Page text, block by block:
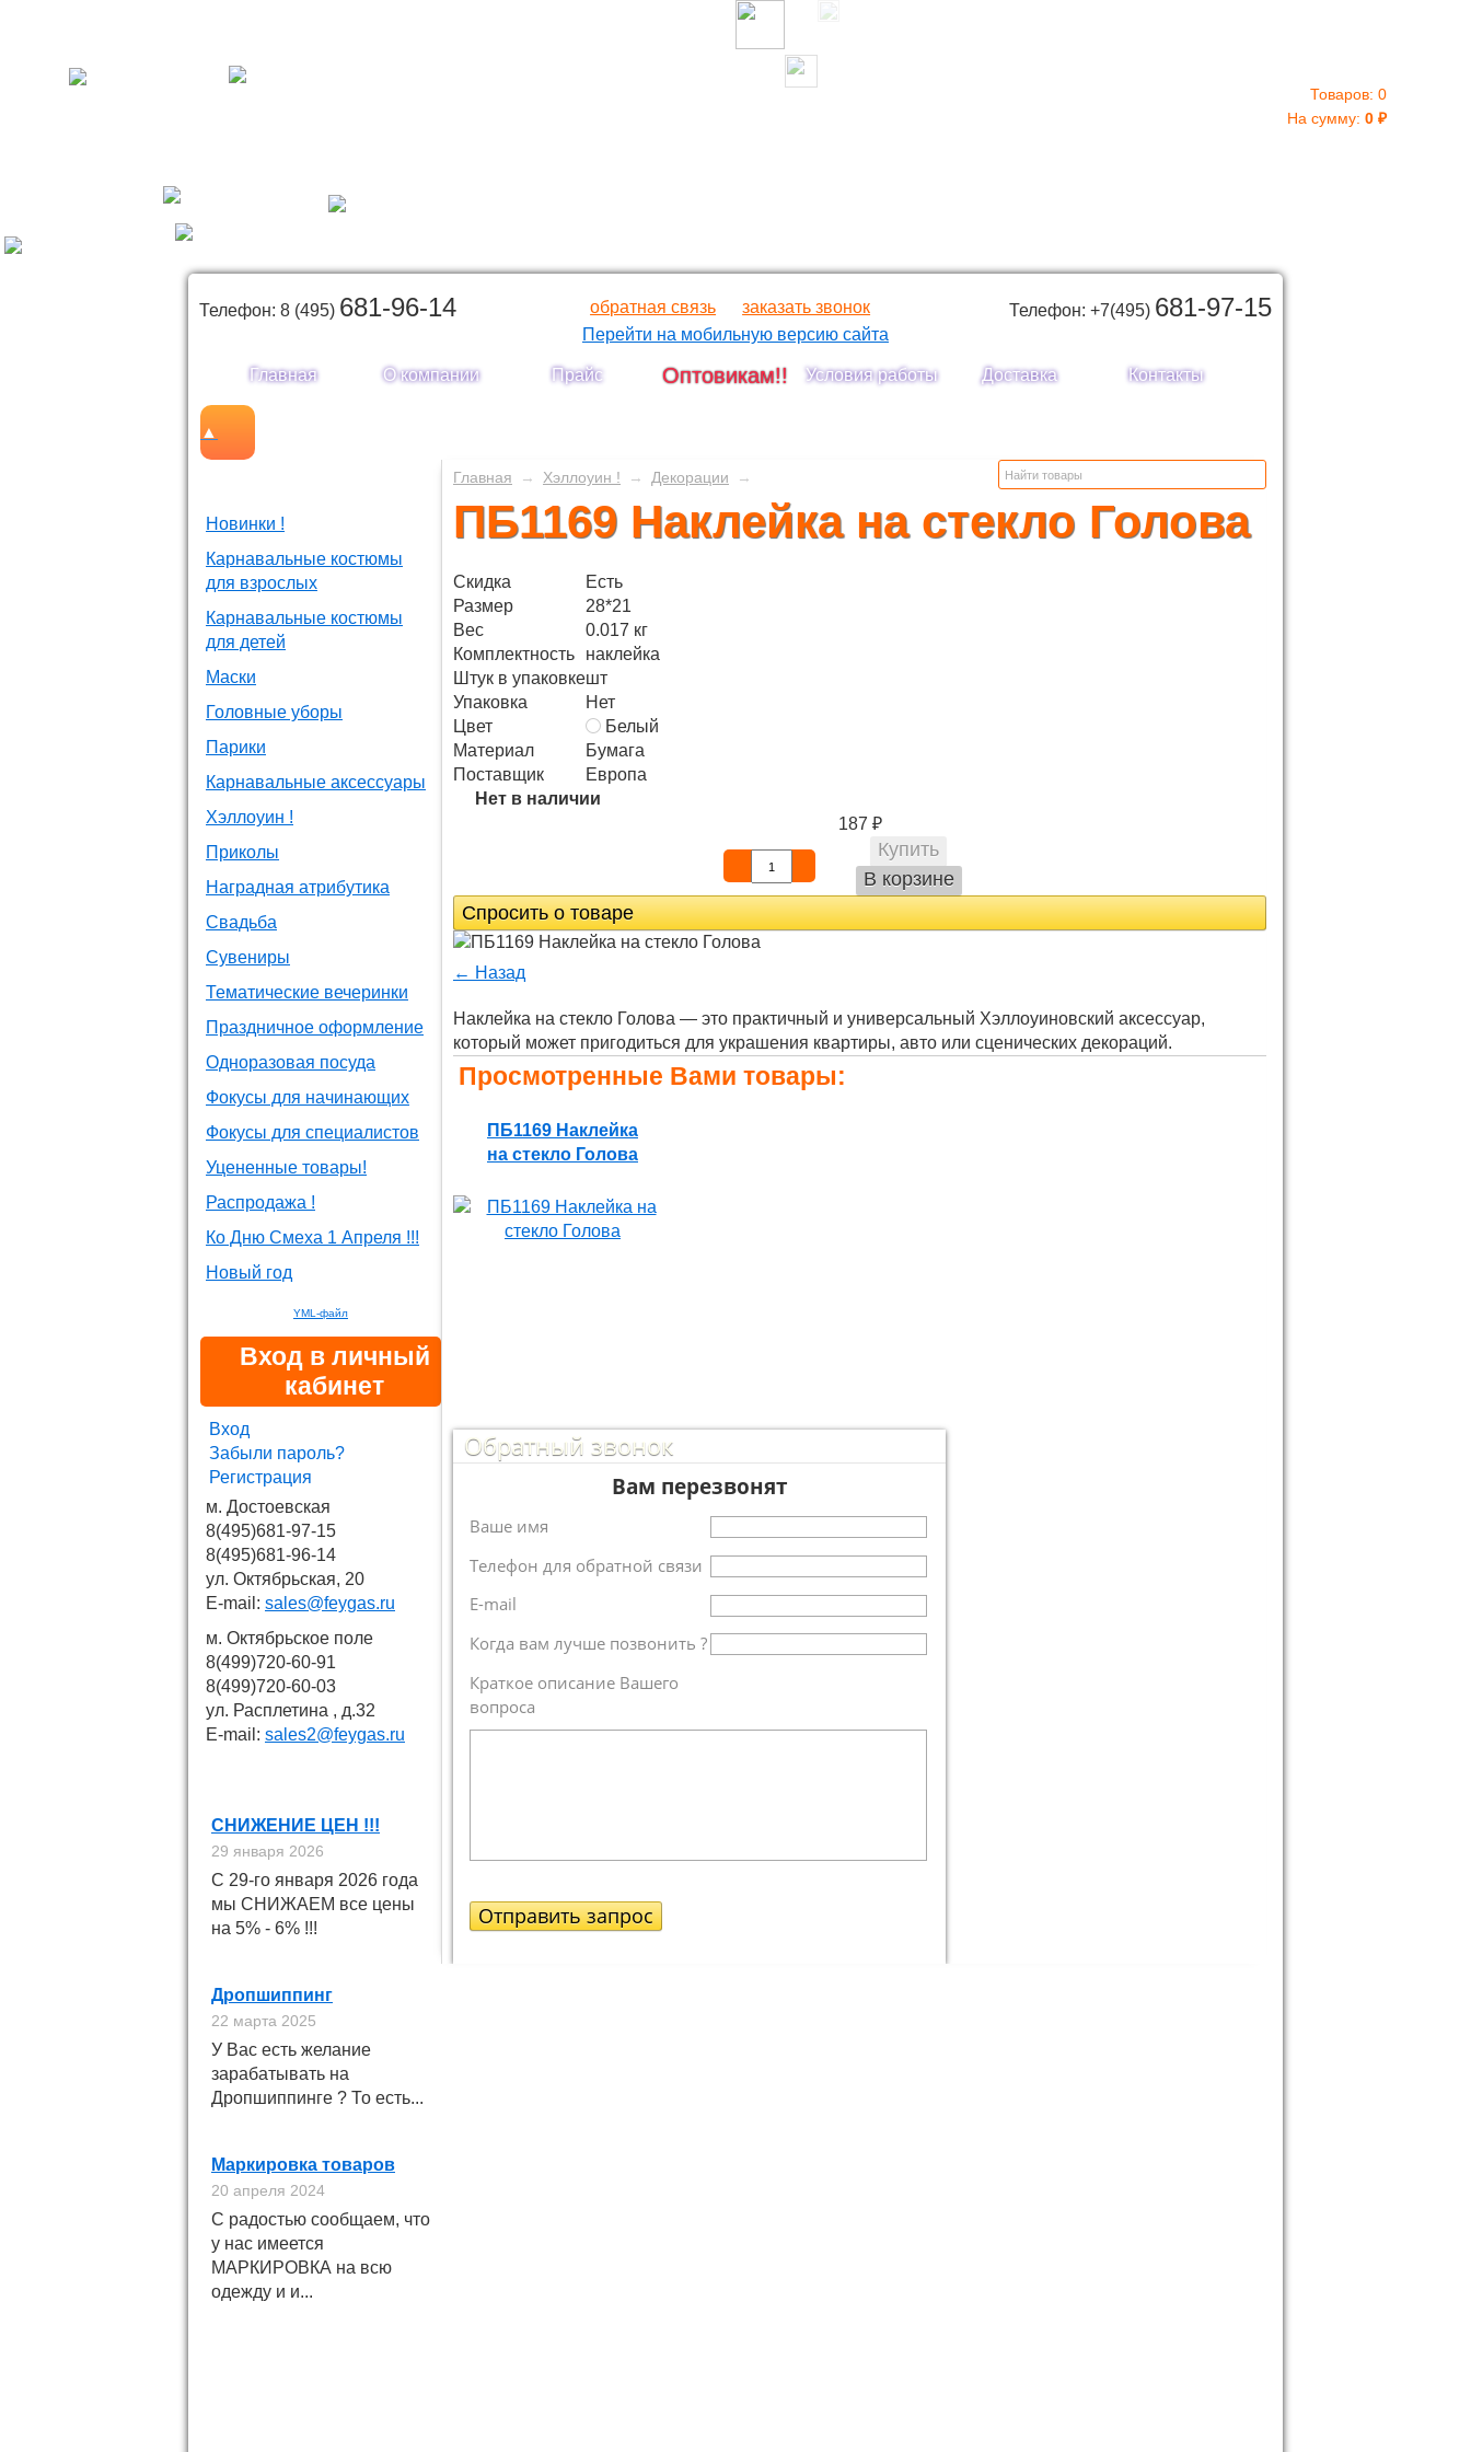
Товаров: 0
На сумму: 0 ₽
Телефон: 8 (495) 681-96-14 обратная связь заказать звонок Телефон: +7(495) 681-97-15
Перейти на мобильную версию сайта
Главная О компании Прайс Оптовикам!! Условия работы Доставка Контакты
▲
Новинки !
Карнавальные костюмы
для взрослых
Карнавальные костюмы
для детей
Маски
Головные уборы
Парики
Карнавальные аксессуары
Хэллоуин !
Приколы
Наградная атрибутика
Свадьба
Сувениры
Тематические вечеринки
Праздничное оформление
Одноразовая посуда
Фокусы для начинающих
Фокусы для специалистов
Уцененные товары!
Распродажа !
Ко Дню Смеха 1 Апреля !!!
Новый год
YML-файл
Вход в личный
кабинет
Вход
Забыли пароль?
Регистрация
м. Достоевская
8(495)681-97-15
8(495)681-96-14
ул. Октябрьская, 20
E-mail: sales@feygas.ru
м. Октябрьское поле
8(499)720-60-91
8(499)720-60-03
ул. Расплетина , д.32
E-mail: sales2@feygas.ru
СНИЖЕНИЕ ЦЕН !!!
29 января 2026
С 29-го января 2026 года
мы СНИЖАЕМ все цены
на 5% - 6% !!!
Дропшиппинг
22 марта 2025
У Вас есть желание
зарабатывать на
Дропшиппинге ? То есть...
Маркировка товаров
20 апреля 2024
С радостью сообщаем, что
у нас имеется
МАРКИРОВКА на всю
одежду и и...
Главная → Хэллоуин ! → Декорации →
ПБ1169 Наклейка на стекло Голова
Скидка
Есть
Размер
28*21
Вес
0.017 кг
Комплектность
наклейка
Штук в упаковкешт
Упаковка
Нет
Цвет
Белый
Материал
Бумага
Поставщик
Европа
Нет в наличии
187 ₽
Спросить о товаре
← Назад
Наклейка на стекло Голова — это практичный и универсальный Хэллоуиновский аксессуар,
который может пригодиться для украшения квартиры, авто или сценических декораций.
Просмотренные Вами товары:
ПБ1169 Наклейка
на стекло Голова
Обратный звонок
Вам перезвонят
Ваше имя
Телефон для обратной связи
E-mail
Когда вам лучше позвонить ?
Краткое описание Вашего
вопроса